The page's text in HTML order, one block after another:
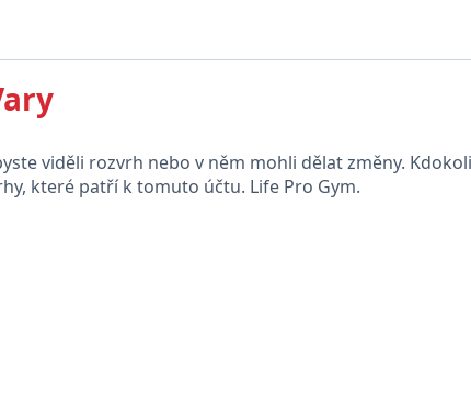
viděli rozvrh nebo v něm mohli dělat změny.
které patří k tomuto účtu. Life Pro Gym.